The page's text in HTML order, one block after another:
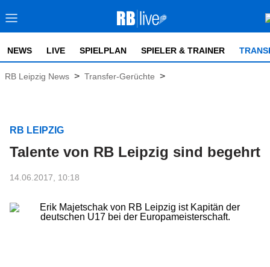
NEWS LIVE SPIELPLAN SPIELER & TRAINER
RB Leipzig News > Transfer-Gerüchte >
RB LEIPZIG
Talente von RB Leipzig sind begehrt
14.06.2017, 10:18